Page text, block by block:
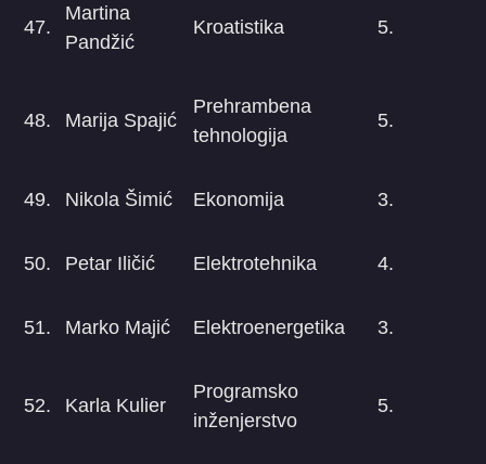
47.
Martina
Pandžić
Kroatistika 5.
48. Marija Spajić
Prehrambena
tehnologija
5.
49. Nikola Šimić Ekonomija 3.
50. Petar Iličić Elektrotehnika 4.
51. Marko Majić Elektroenergetika 3.
52. Karla Kulier
Programsko
inženjerstvo
5.